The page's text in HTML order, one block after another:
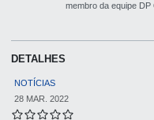
membro da equipe DP
DETALHES
NOTÍCIAS
28 MAR. 2022